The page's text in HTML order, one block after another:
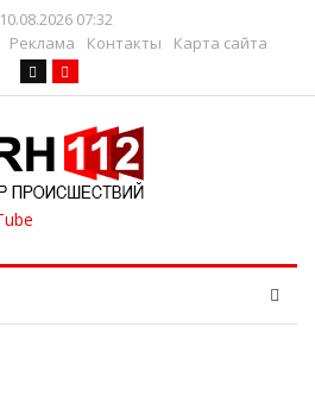
10.08.2026 07:32
Реклама Контакты Карта сайта